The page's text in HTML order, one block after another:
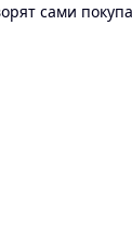
сами